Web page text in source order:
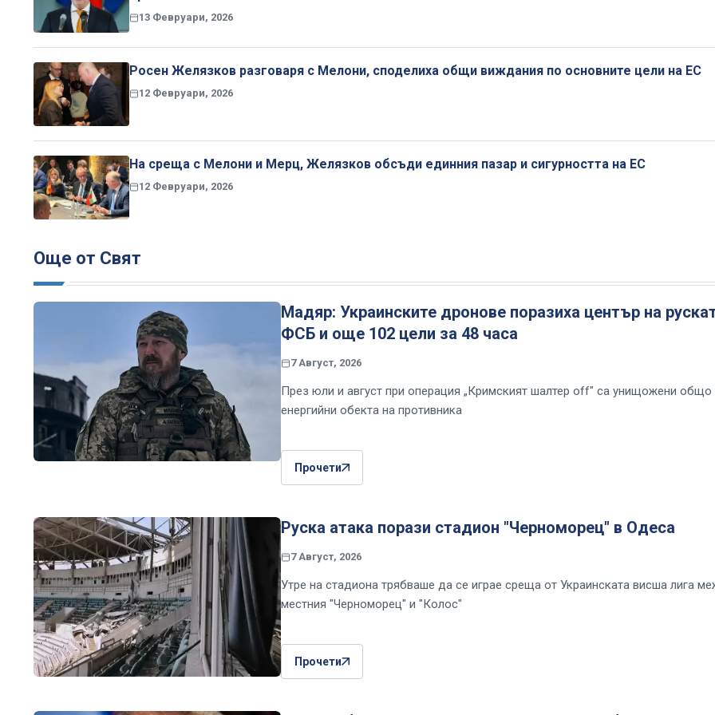
13 Февруари, 2026
Росен Желязков разговаря с Мелони, споделиха общи виждания по основните цели на ЕС
12 Февруари, 2026
На среща с Мелони и Мерц, Желязков обсъди единния пазар и сигурността на ЕС
12 Февруари, 2026
Още от Свят
Мадяр: Украинските дронове поразиха център на
ФСБ и още 102 цели за 48 часа
7 Август, 2026
През юли и август при операция „Кримският шалтер off" са унищожени общо
енергийни обекта на противника
Прочети
Руска атака порази стадион "Черноморец" в Одеса
7 Август, 2026
Утре на стадиона трябваше да се играе среща от Украинската висша лига
местния "Черноморец" и "Колос"
Прочети